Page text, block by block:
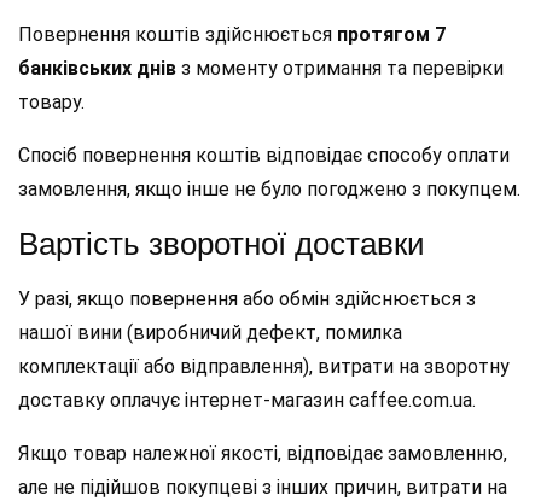
Повернення коштів здійснюється протягом 7
банківських днів з моменту отримання та перевірки
товару.
Спосіб повернення коштів відповідає способу оплати
замовлення, якщо інше не було погоджено з покупцем.
Вартість зворотної доставки
У разі, якщо повернення або обмін здійснюється з
нашої вини (виробничий дефект, помилка
комплектації або відправлення), витрати на зворотну
доставку оплачує інтернет-магазин caffee.com.ua.
Якщо товар належної якості, відповідає замовленню,
але не підійшов покупцеві з інших причин, витрати на